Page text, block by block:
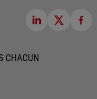
CHACUN